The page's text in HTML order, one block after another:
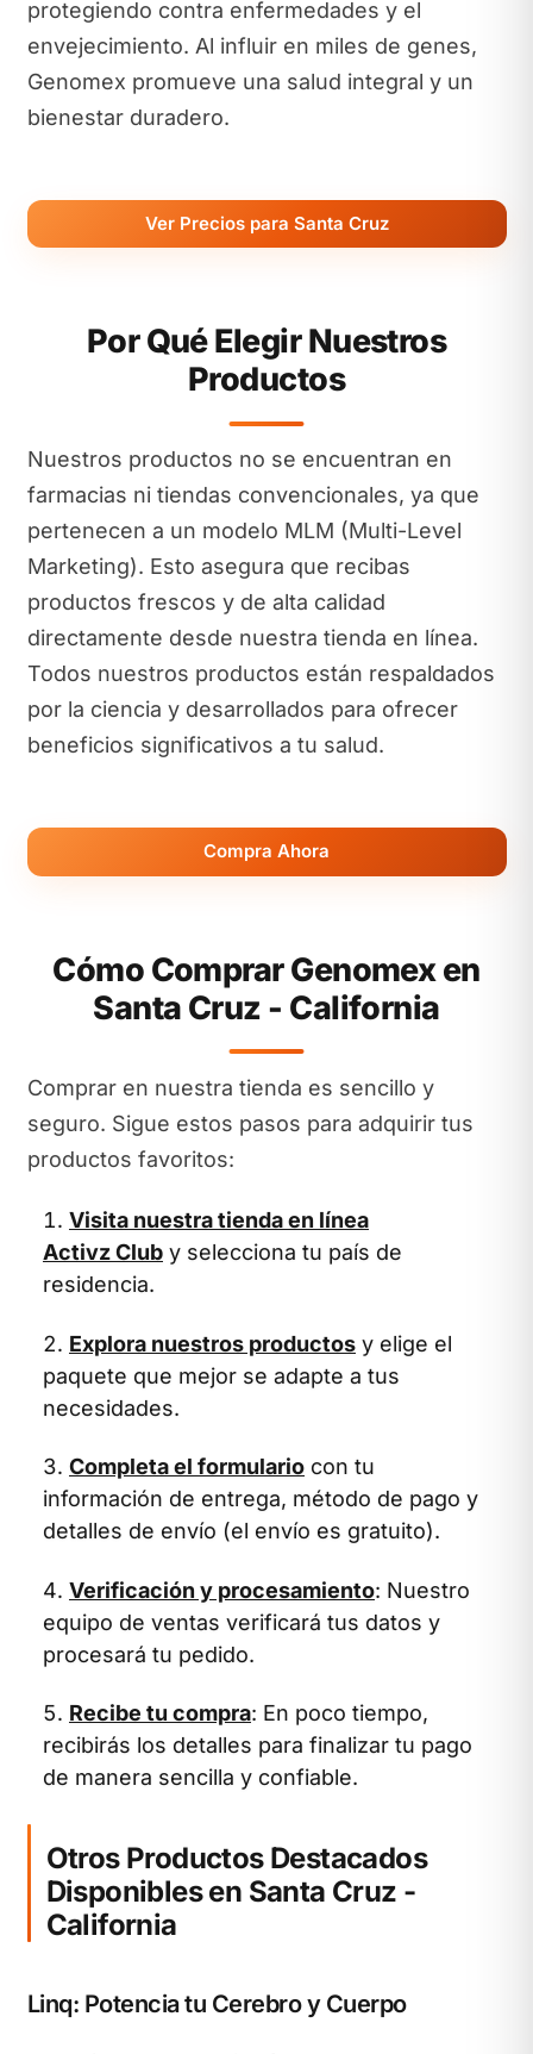
protegiendo contra enfermedades y el
envejecimiento. Al influir en miles de genes,
Genomex promueve una salud integral y un
bienestar duradero.
Ver Precios para Santa Cruz
Por Qué Elegir Nuestros
Productos
Nuestros productos no se encuentran en
farmacias ni tiendas convencionales, ya que
pertenecen a un modelo MLM (Multi-Level
Marketing). Esto asegura que recibas
productos frescos y de alta calidad
directamente desde nuestra tienda en línea.
Todos nuestros productos están respaldados
por la ciencia y desarrollados para ofrecer
beneficios significativos a tu salud.
Compra Ahora
Cómo Comprar Genomex en
Santa Cruz - California
Comprar en nuestra tienda es sencillo y
seguro. Sigue estos pasos para adquirir tus
productos favoritos:
Visita nuestra tienda en línea
Activz Club y selecciona tu país de
residencia.
Explora nuestros productos y elige el
paquete que mejor se adapte a tus
necesidades.
Completa el formulario con tu
información de entrega, método de pago y
detalles de envío (el envío es gratuito).
Verificación y procesamiento: Nuestro
equipo de ventas verificará tus datos y
procesará tu pedido.
Recibe tu compra: En poco tiempo,
recibirás los detalles para finalizar tu pago
de manera sencilla y confiable.
Otros Productos Destacados
Disponibles en Santa Cruz -
California
Linq: Potencia tu Cerebro y Cuerpo